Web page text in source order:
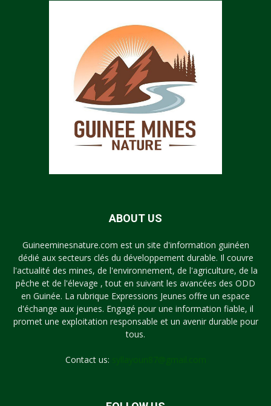
ABOUT US
Guineeminesnature.com est un site d'information guinéen
dédié aux secteurs clés du développement durable. Il couvre
l'actualité des mines, de l'environnement, de l'agriculture, de la
pêche et de l'élevage , tout en suivant les avancées des ODD
en Guinée. La rubrique Expressions Jeunes offre un espace
d'échange aux jeunes. Engagé pour une information fiable, il
promet une exploitation responsable et un avenir durable pour
tous.
Contact us: